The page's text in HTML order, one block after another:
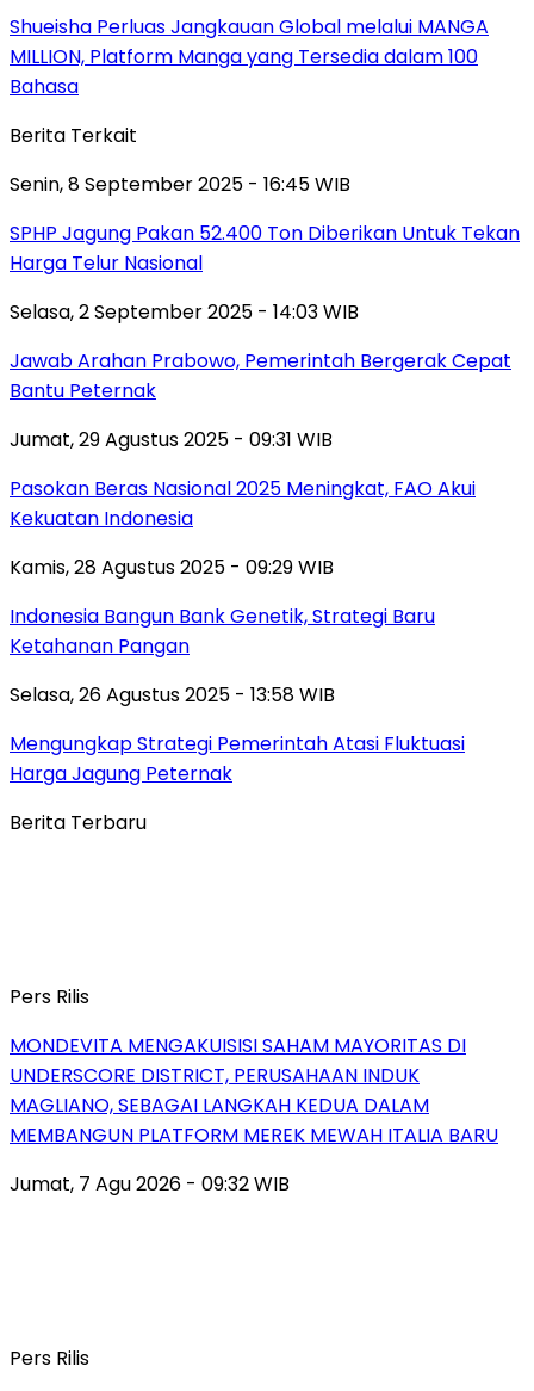
Shueisha Perluas Jangkauan Global melalui MANGA
MILLION, Platform Manga yang Tersedia dalam 100
Bahasa
Berita Terkait
Senin, 8 September 2025 - 16:45 WIB
SPHP Jagung Pakan 52.400 Ton Diberikan Untuk Tekan
Harga Telur Nasional
Selasa, 2 September 2025 - 14:03 WIB
Jawab Arahan Prabowo, Pemerintah Bergerak Cepat
Bantu Peternak
Jumat, 29 Agustus 2025 - 09:31 WIB
Pasokan Beras Nasional 2025 Meningkat, FAO Akui
Kekuatan Indonesia
Kamis, 28 Agustus 2025 - 09:29 WIB
Indonesia Bangun Bank Genetik, Strategi Baru
Ketahanan Pangan
Selasa, 26 Agustus 2025 - 13:58 WIB
Mengungkap Strategi Pemerintah Atasi Fluktuasi
Harga Jagung Peternak
Berita Terbaru
Pers Rilis
MONDEVITA MENGAKUISISI SAHAM MAYORITAS DI
UNDERSCORE DISTRICT, PERUSAHAAN INDUK
MAGLIANO, SEBAGAI LANGKAH KEDUA DALAM
MEMBANGUN PLATFORM MEREK MEWAH ITALIA BARU
Jumat, 7 Agu 2026 - 09:32 WIB
Pers Rilis